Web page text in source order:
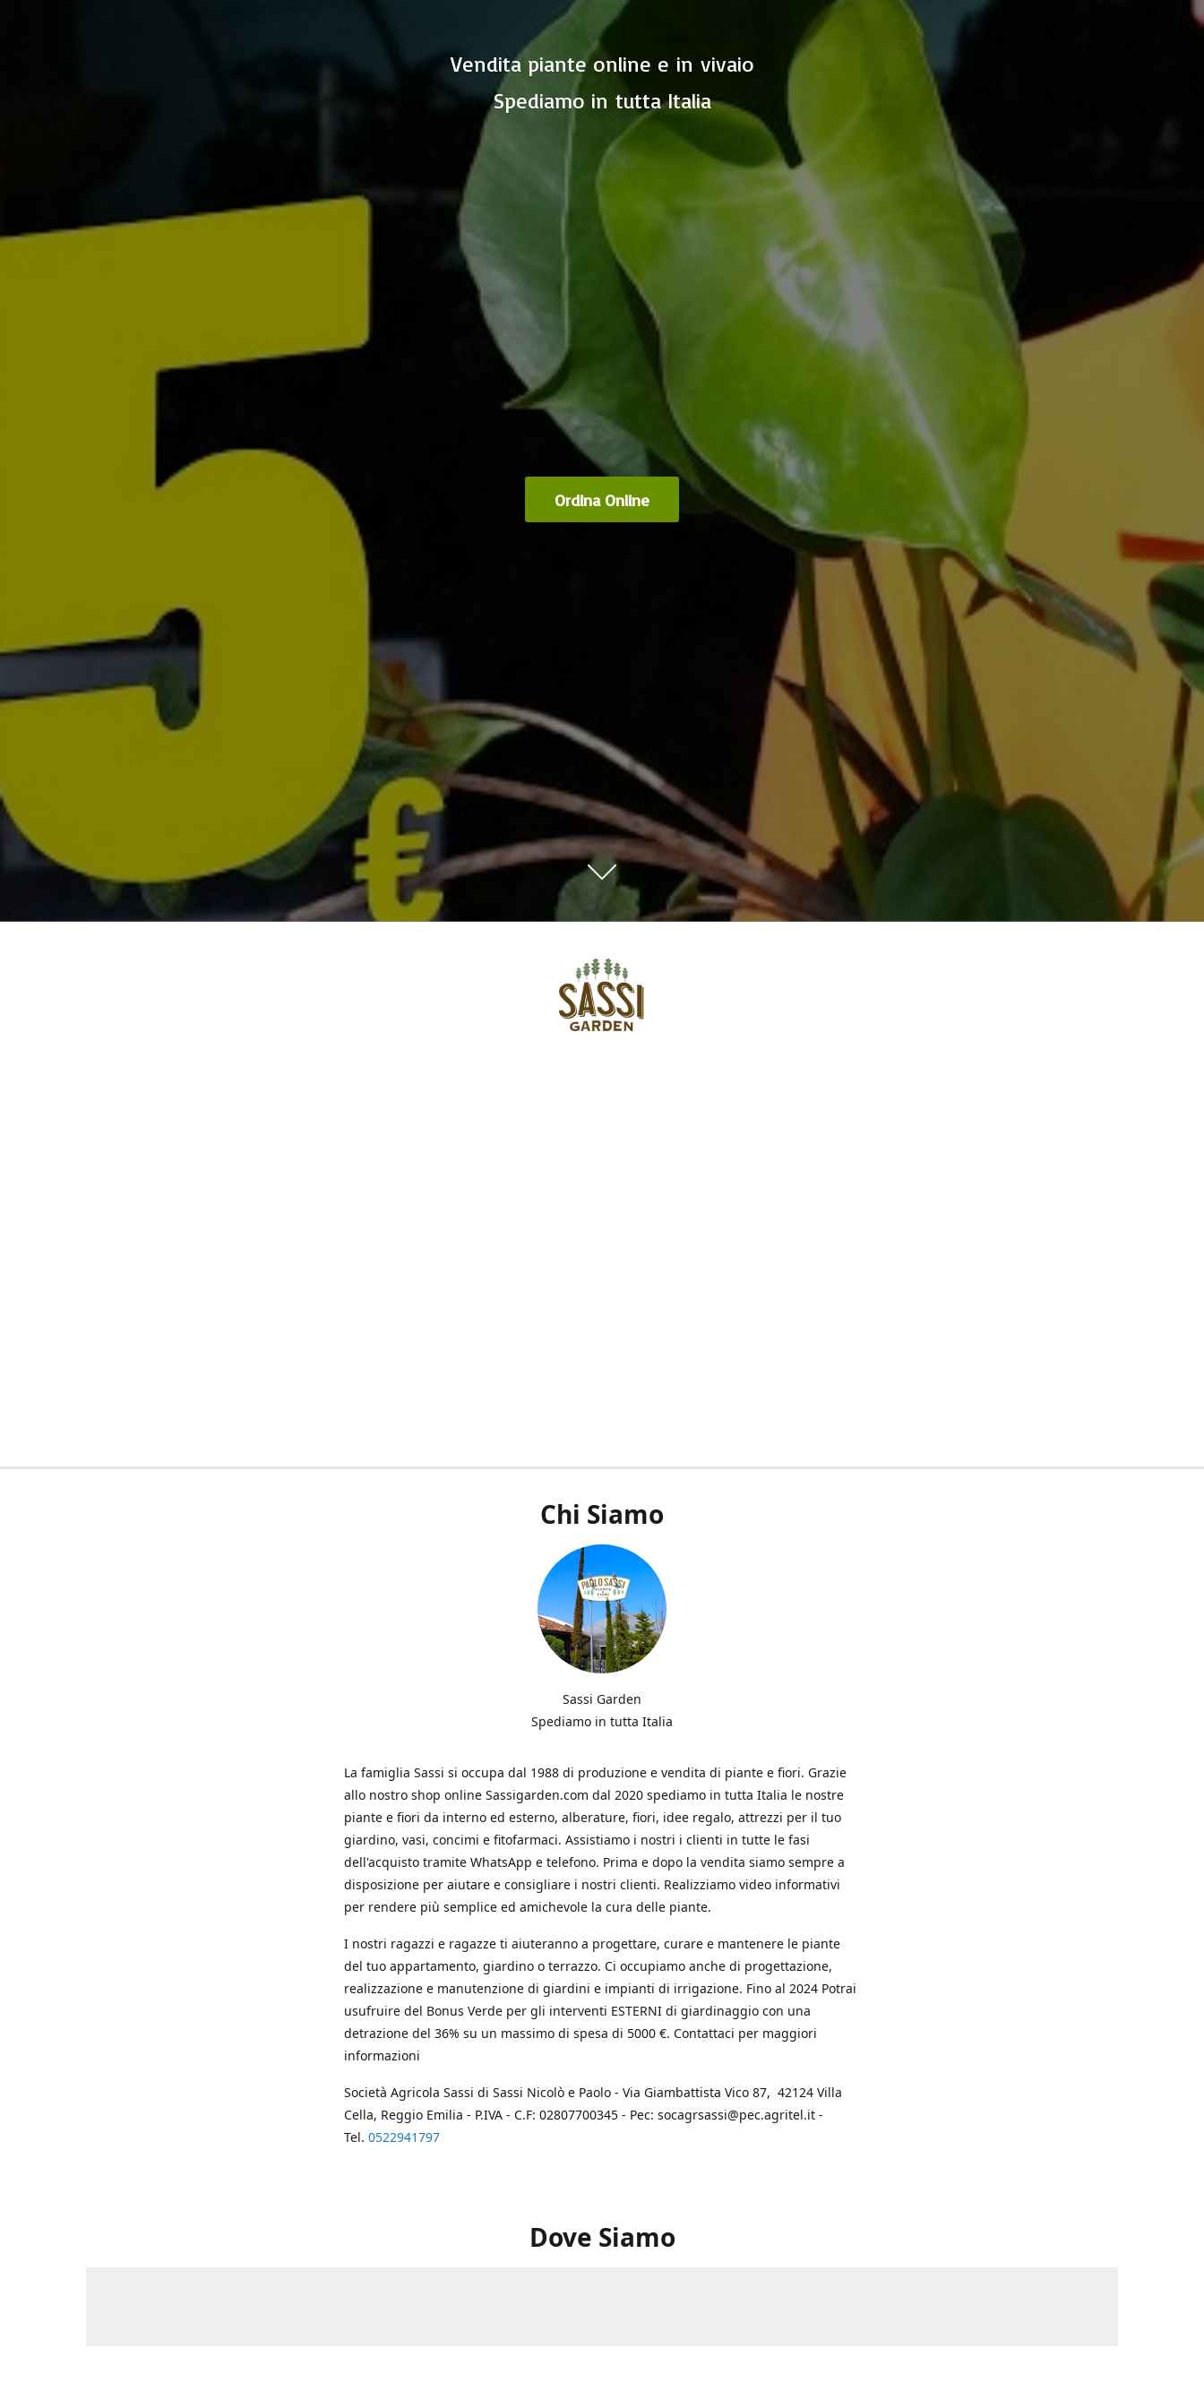
Vendita piante online e in vivaio
Spediamo in tutta Italia
Ordina Online
Chi Siamo
Sassi Garden
Spediamo in tutta Italia
La famiglia Sassi si occupa dal 1988 di produzione e vendita di piante e fiori. Grazie
allo nostro shop online Sassigarden.com dal 2020 spediamo in tutta Italia le nostre
piante e fiori da interno ed esterno, alberature, fiori, idee regalo, attrezzi per il tuo
giardino, vasi, concimi e fitofarmaci. Assistiamo i nostri i clienti in tutte le fasi
dell'acquisto tramite WhatsApp e telefono. Prima e dopo la vendita siamo sempre a
disposizione per aiutare e consigliare i nostri clienti. Realizziamo video informativi
per rendere più semplice ed amichevole la cura delle piante.
I nostri ragazzi e ragazze ti aiuteranno a progettare, curare e mantenere le piante
del tuo appartamento, giardino o terrazzo. Ci occupiamo anche di progettazione,
realizzazione e manutenzione di giardini e impianti di irrigazione. Fino al 2024 Potrai
usufruire del Bonus Verde per gli interventi ESTERNI di giardinaggio con una
detrazione del 36% su un massimo di spesa di 5000 €. Contattaci per maggiori
informazioni
Società Agricola Sassi di Sassi Nicolò e Paolo - Via Giambattista Vico 87, 42124 Villa
Cella, Reggio Emilia - P.IVA - C.F: 02807700345 - Pec: socagrsassi@pec.agritel.it -
Tel. 0522941797
Dove Siamo